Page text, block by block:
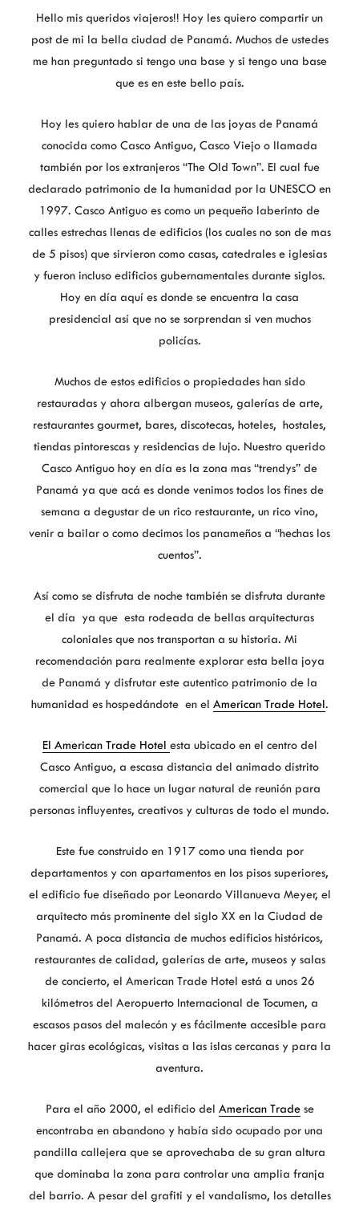
Hello mis queridos viajeros!! Hoy les quiero compartir un
post de mi la bella ciudad de Panamá. Muchos de ustedes
me han preguntado si tengo una base y si tengo una base
que es en este bello país.
Hoy les quiero hablar de una de las joyas de Panamá
conocida como Casco Antiguo, Casco Viejo o llamada
también por los extranjeros “The Old Town”. El cual fue
declarado patrimonio de la humanidad por la UNESCO en
1997. Casco Antiguo es como un pequeño laberinto de
calles estrechas llenas de edificios (los cuales no son de mas
de 5 pisos) que sirvieron como casas, catedrales e iglesias
y fueron incluso edificios gubernamentales durante siglos.
Hoy en día aquí es donde se encuentra la casa
presidencial así que no se sorprendan si ven muchos
policías.
Muchos de estos edificios o propiedades han sido
restauradas y ahora albergan museos, galerías de arte,
restaurantes gourmet, bares, discotecas, hoteles, hostales,
tiendas pintorescas y residencias de lujo. Nuestro querido
Casco Antiguo hoy en día es la zona mas “trendys” de
Panamá ya que acá es donde venimos todos los fines de
semana a degustar de un rico restaurante, un rico vino,
venir a bailar o como decimos los panameños a “hechas los
cuentos”.
Así como se disfruta de noche también se disfruta durante
el día ya que esta rodeada de bellas arquitecturas
coloniales que nos transportan a su historia. Mi
recomendación para realmente explorar esta bella joya
de Panamá y disfrutar este autentico patrimonio de la
humanidad es hospedándote en el American Trade Hotel.
El American Trade Hotel esta ubicado en el centro del
Casco Antiguo, a escasa distancia del animado distrito
comercial que lo hace un lugar natural de reunión para
personas influyentes, creativos y culturas de todo el mundo.
Este fue construido en 1917 como una tienda por
departamentos y con apartamentos en los pisos superiores,
el edificio fue diseñado por Leonardo Villanueva Meyer, el
arquitecto más prominente del siglo XX en la Ciudad de
Panamá. A poca distancia de muchos edificios históricos,
restaurantes de calidad, galerías de arte, museos y salas
de concierto, el American Trade Hotel está a unos 26
kilómetros del Aeropuerto Internacional de Tocumen, a
escasos pasos del malecón y es fácilmente accesible para
hacer giras ecológicas, visitas a las islas cercanas y para la
aventura.
Para el año 2000, el edificio del American Tradese
encontraba en abandono y había sido ocupado por una
pandilla callejera que se aprovechaba de su gran altura
que dominaba la zona para controlar una amplia franja
del barrio. A pesar del grafiti y el vandalismo, los detalles